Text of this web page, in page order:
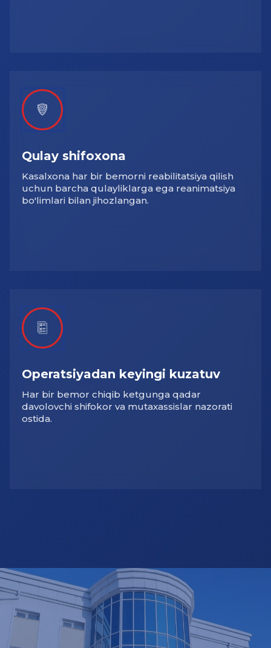
Qulay shifoxona
Kasalxona har bir bemorni reabilitatsiya qilish
uchun barcha qulayliklarga ega reanimatsiya
bo'limlari bilan jihozlangan.
Operatsiyadan keyingi kuzatuv
Har bir bemor chiqib ketgunga qadar
davolovchi shifokor va mutaxassislar nazorati
ostida.